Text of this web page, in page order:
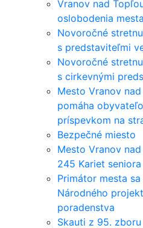
Vranov nad
oslobodenia mesta
Novoročné
s predstaviteľmi
Novoročné
s cirkevnými
Mesto Vranov
pomáha
príspevkom na
Bezpečné miesto
Mesto Vranov
245 Kariet seniora
Primátor mesta
Národného
poradenstva
Skauti z 95.